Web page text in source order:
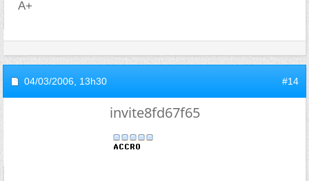
A+
04/03/2006, 13h30 #14
invite8fd67f65